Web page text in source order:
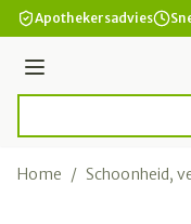
Ga naar de inhoud
Apothekersadvies
Menu
Home / Schoonheid,